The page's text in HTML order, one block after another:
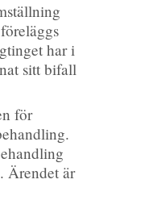
har i
sitt bifall
för
Ärendet är